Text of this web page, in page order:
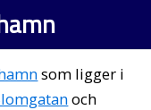
som ligger i
och